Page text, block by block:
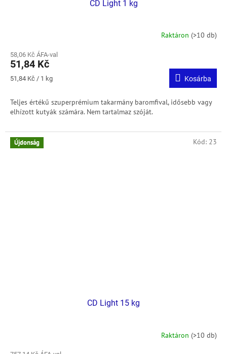
CD Light 1 kg
Raktáron (>10 db)
58,06 Kč ÁFA-val
51,84 Kč
Egységár:
51,84 Kč / 1 kg Kosárba
Teljes értékű szuperprémium takarmány baromfival, idősebb vagy
elhízott kutyák számára. Nem tartalmaz szóját.
Újdonság
CD Light 15 kg
Raktáron (>10 db)
Kód: 23